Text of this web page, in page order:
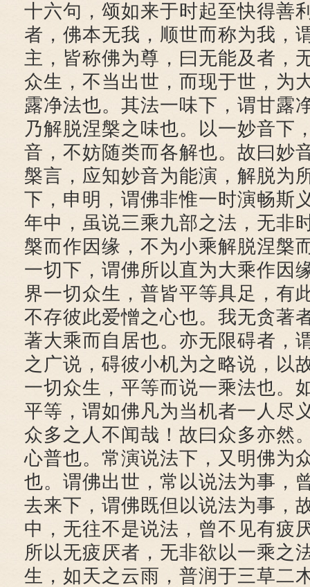
十六句，颂如来于时起至快得善
者，佛本无我，顺世而称为我，
主，皆称佛为尊，曰无能及者，
众生，不当出世，而现于世，为
露净法也。其法一味下，谓甘露
乃解脱涅槃之味也。以一妙音下
音，不妨随类而各解也。故曰妙
槃言，应知妙音为能演，解脱为
下，申明，谓佛非惟一时演畅斯
年中，虽说三乘九部之法，无非
槃而作因缘，不为小乘解脱涅槃
一切下，谓佛所以直为大乘作因
界一切众生，普皆平等具足，有
不存彼此爱憎之心也。我无贪著
著大乘而自居也。亦无限碍者，
之广说，碍彼小机为之略说，以
一切众生，平等而说一乘法也。
平等，谓如佛凡为当机者一人尽
众多之人不闻哉！故曰众多亦然
心普也。常演说法下，又明佛为
也。谓佛出世，常以说法为事，
去来下，谓佛既但以说法为事，
中，无往不是说法，曾不见有疲
所以无疲厌者，无非欲以一乘之
生，如天之云雨，普润于三草二